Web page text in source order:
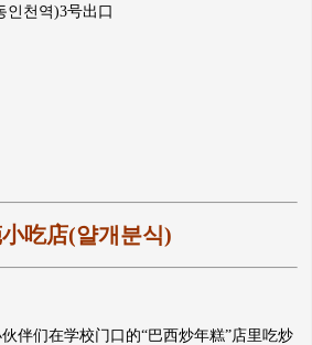
인천역)3号出口
吃店(얄개분식)
伴们在学校门口的“巴西炒年糕”店里吃炒